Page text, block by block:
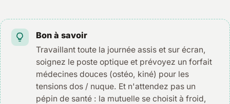
Bon à savoir
Travaillant toute la journée assis et sur écran,
soignez le poste optique et prévoyez un forfait
médecines douces (ostéo, kiné) pour les
tensions dos / nuque. Et n'attendez pas un
pépin de santé : la mutuelle se choisit à froid,